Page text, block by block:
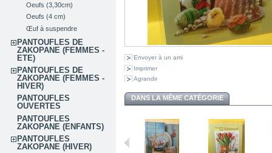
Oeufs (3,30cm)
Oeufs (4 cm)
Œuf à suspendre
PANTOUFLES DE
ZAKOPANE (FEMMES -
ETE)
PANTOUFLES DE
ZAKOPANE (FEMMES -
HIVER)
PANTOUFLES
OUVERTES
PANTOUFLES
ZAKOPANE (ENFANTS)
PANTOUFLES
ZAKOPANE (HIVER)
Envoyer à un ami
Imprimer
Agrandir
DANS LA MÊME CATÉGORIE